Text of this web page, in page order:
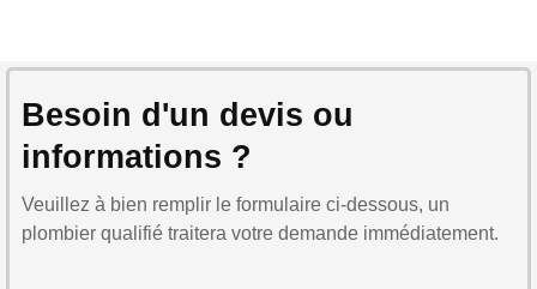
Besoin d'un devis ou
informations ?
Veuillez à bien remplir le formulaire ci-dessous, un
plombier qualifié traitera votre demande immédiatement.